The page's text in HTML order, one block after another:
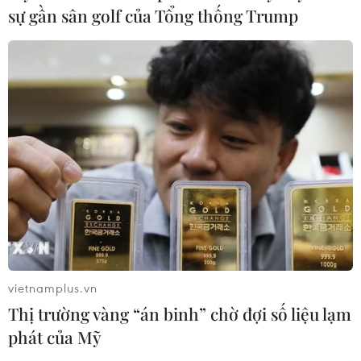
một vùng áp thấp
08/08/2026 14:19
Trung Quốc nâng mức ứng phó khẩn
cấp với bão Dolphin
08/08/2026 07:10
Điện Biên từng bước hình thành thị
trường tín chỉ carbon rừng
08/08/2026 06:50
Nghệ An: Lũ cuốn cầu tạm trên sông
Nậm Nơn khiến 3 bản ở xã Mỹ Lý bị
sự gần sân golf của Tổng thống Trump
vietnamplus.vn
Thị trường vàng “án binh” chờ đợi số liệu lạm
phát của Mỹ